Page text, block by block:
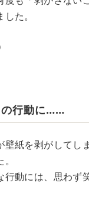
た。
の行動に……
壁紙を剥がしてし
行動には、思わず